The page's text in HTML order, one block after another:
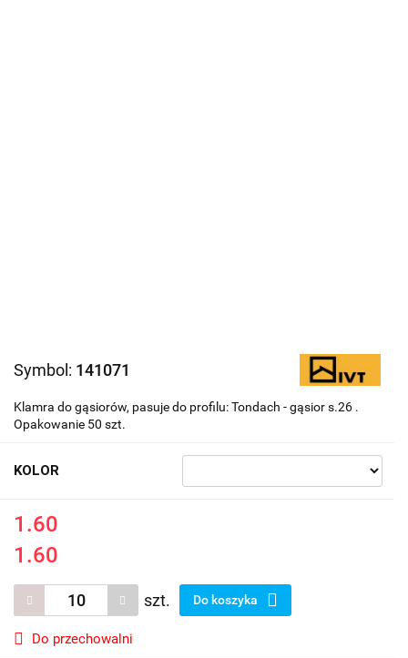
Symbol: 141071
Klamra do gąsiorów, pasuje do profilu: Tondach - gąsior s.26 .
Opakowanie 50 szt.
KOLOR
1.60
1.60
szt. Do koszyka
Do przechowalni